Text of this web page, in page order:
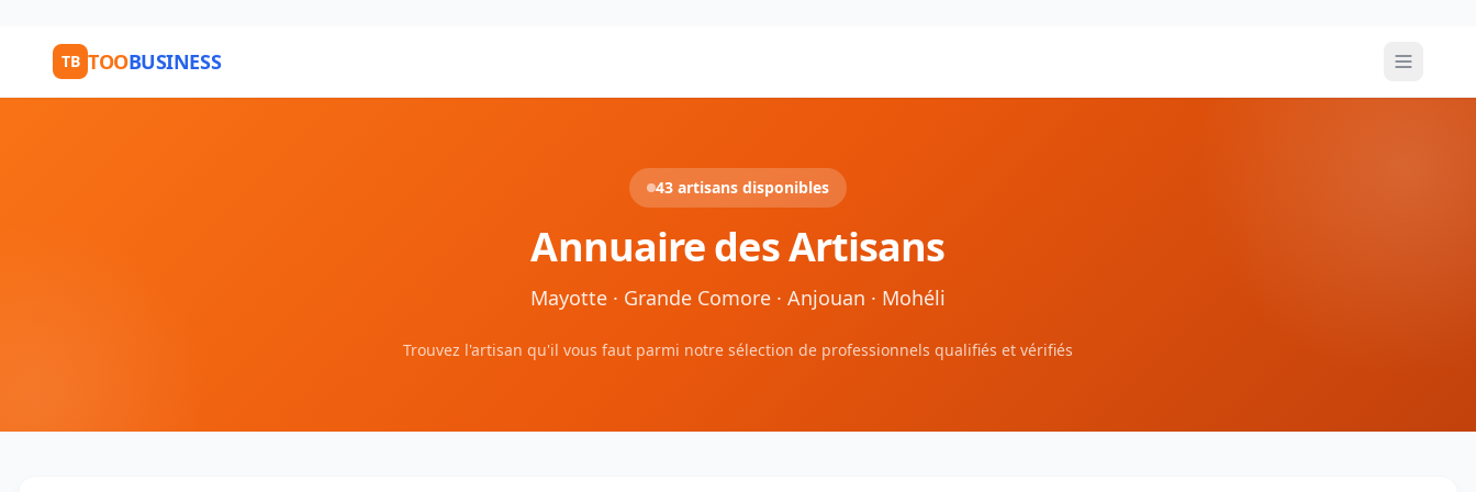
TB TOOBUSINESS
43 artisans disponibles
Annuaire des Artisans
Mayotte · Grande Comore · Anjouan · Mohéli
Trouvez l'artisan qu'il vous faut parmi notre sélection de professionnels qualifiés et vérifiés